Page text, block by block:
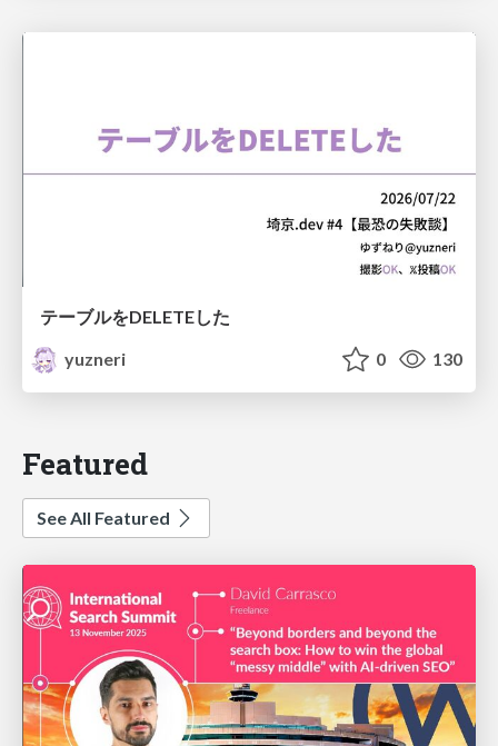
テーブルをDELETEした
yuzneri
0 130
Featured
See All Featured